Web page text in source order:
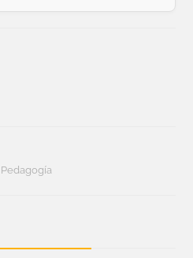
Pedagogía